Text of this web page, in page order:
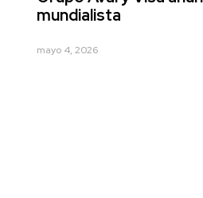
mundialista
mayo 4, 2026